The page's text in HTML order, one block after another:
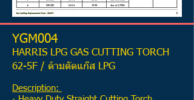
YGM004
HARRIS LPG GAS CUTTING TORCH
62-5F / ด้ามตัดแก๊ส LPG
Description: